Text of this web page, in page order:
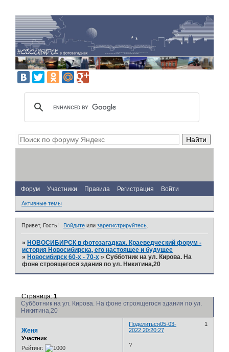
Форум Участники Правила Регистрация Войти
Активные темы
Привет, Гость! Войдитеили зарегистрируйтесь.
» НОВОСИБИРСК в фотозагадках. Краеведческий форум -
история Новосибирска, его настоящее и будущее
» Новосибирск 60-х - 70-х »Субботник на ул. Кирова. На
фоне строящегося здания по ул. Никитина,20
Субботник на ул. Кирова. На фоне строящегося здания по ул.
Никитина,20
Страница:1
Поделиться 1
05-03-
2022 20:20:27
Женя
Участник
Рейтинг:
?